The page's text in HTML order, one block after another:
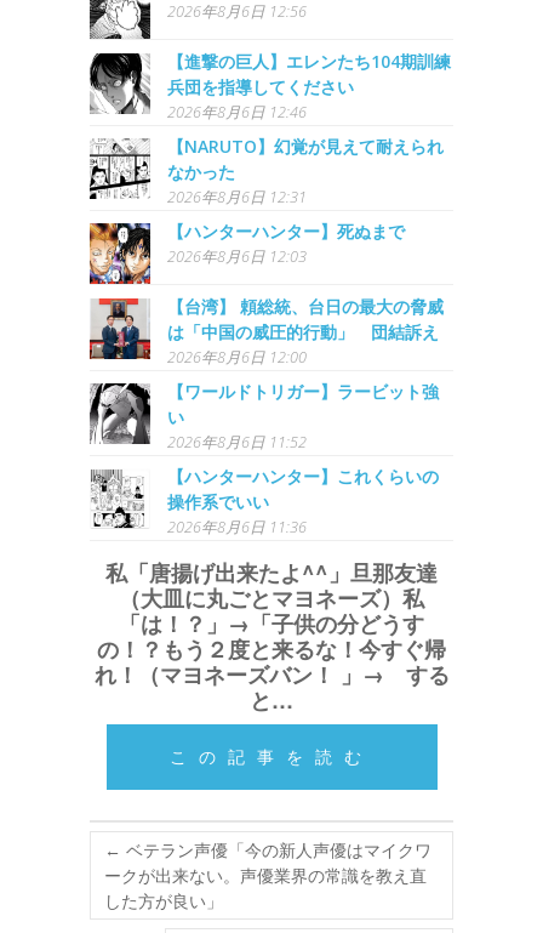
2026年8月6日 12:56
【進撃の巨人】エレンたち104期訓練
兵団を指導してください
2026年8月6日 12:46
【NARUTO】幻覚が見えて耐えられ
なかった
2026年8月6日 12:31
【ハンターハンター】死ぬまで
2026年8月6日 12:03
【台湾】 頼総統、台日の最大の脅威
は「中国の威圧的行動」 団結訴え
2026年8月6日 12:00
【ワールドトリガー】ラービット強
い
2026年8月6日 11:52
【ハンターハンター】これくらいの
操作系でいい
2026年8月6日 11:36
私「唐揚げ出来たよ^^」旦那友達
（大皿に丸ごとマヨネーズ）私
「は！？」→「子供の分どうす
の！？もう２度と来るな！今すぐ帰
れ！（マヨネーズバン！ 」→ する
と…
この記事を読む
← ベテラン声優「今の新人声優はマイクワ
ークが出来ない。声優業界の常識を教え直
した方が良い」